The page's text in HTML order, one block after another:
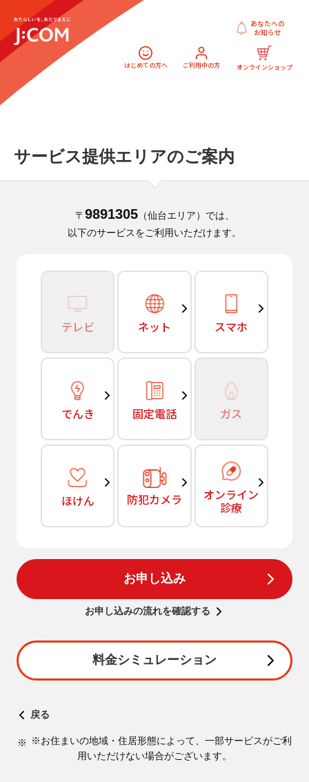
はじめての方へ ご利用中の方 オンラインショップ
あなたへの
お知らせ
サービス提供エリアのご案内
〒 9891305（仙台エリア）では、
以下のサービスをご利用いただけます。
テレビ ネット スマホ
でんき 固定電話 ガス
ほけん 防犯カメラ オンライン
診療
お申し込み
お申し込みの流れを確認する
料金シミュレーション
戻る
※お住まいの地域・住居形態によって、一部サービスがご利
用いただけない場合がございます。